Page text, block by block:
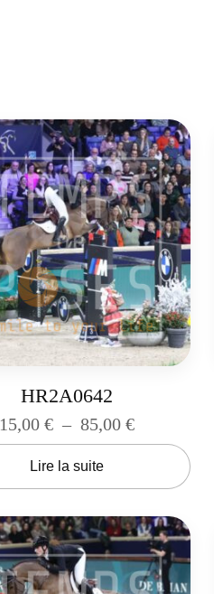
HR2A0642
15,00€ – 85,00€
Lire la suite